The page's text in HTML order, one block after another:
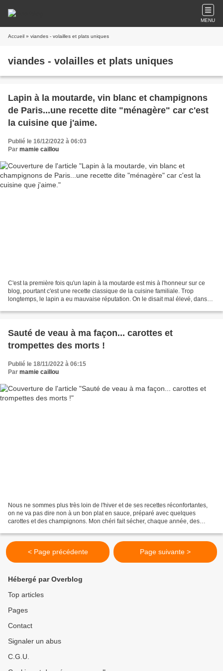
MENU
Accueil » viandes - volailles et plats uniques
viandes - volailles et plats uniques
Lapin à la moutarde, vin blanc et champignons
de Paris...une recette dite "ménagère" car c'est
la cuisine que j'aime.
Publié le 16/12/2022 à 06:03
Par mamie caillou
C'est la première fois qu'un lapin à la moutarde est mis à l'honneur sur ce
blog, pourtant c'est une recette classique de la cuisine familiale. Trop
longtemps, le lapin a eu mauvaise réputation. On le disait mal élevé, dans
Sauté de veau à ma façon... carottes et
trompettes des morts !
Publié le 18/11/2022 à 06:15
Par mamie caillou
Nous ne sommes plus très loin de l'hiver et de ses recettes réconfortantes,
on ne va pas dire non à un bon plat en sauce, préparé avec quelques
carottes et des champignons. Mon chéri fait sécher, chaque année, des
< Page précédente Page suivante >
Hébergé par Overblog
Top articles
Pages
Contact
Signaler un abus
C.G.U.